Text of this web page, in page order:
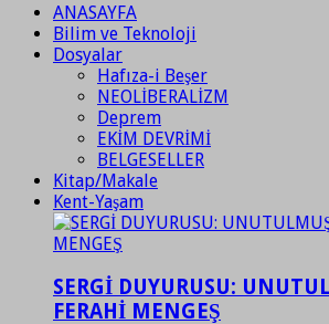
ANASAYFA
Bilim ve Teknoloji
Dosyalar
Hafıza-i Beşer
NEOLİBERALİZM
Deprem
EKİM DEVRİMİ
BELGESELLER
Kitap/Makale
Kent-Yaşam
SERGİ DUYURUSU:
FERAHİ MENGEŞ